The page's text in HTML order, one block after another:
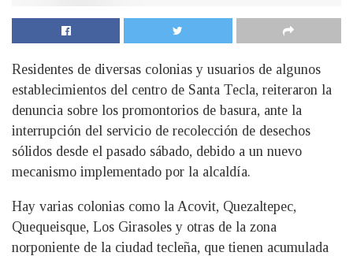
Residentes de diversas colonias y usuarios de algunos
establecimientos del centro de Santa Tecla, reiteraron la
denuncia sobre los promontorios de basura, ante la
interrupción del servicio de recolección de desechos
sólidos desde el pasado sábado, debido a un nuevo
mecanismo implementado por la alcaldía.
Hay varias colonias como la Acovit, Quezaltepec,
Quequeisque, Los Girasoles y otras de la zona
norponiente de la ciudad tecleña, que tienen acumulada